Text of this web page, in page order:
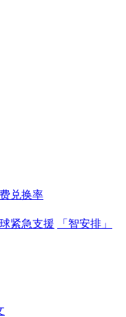
兑换率
紧急支援
「智安排」